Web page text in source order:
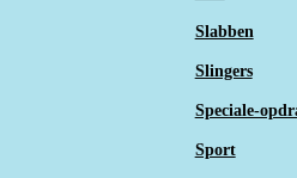
Slabben
Slingers
Speciale-
Sport